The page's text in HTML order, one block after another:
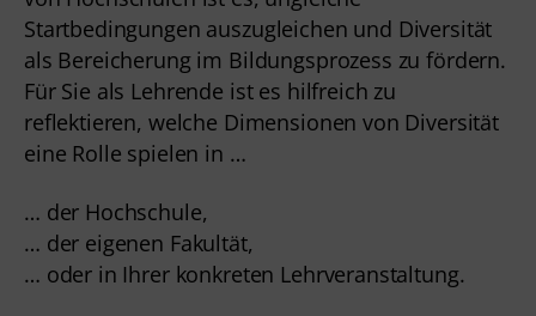
Startbedingungen auszugleichen und Diversität
als Bereicherung im Bildungsprozess zu fördern.
Für Sie als Lehrende ist es hilfreich zu
reflektieren, welche Dimensionen von Diversität
eine Rolle spielen in …
… der Hochschule,
… der eigenen Fakultät,
… oder in Ihrer konkreten Lehrveranstaltung.